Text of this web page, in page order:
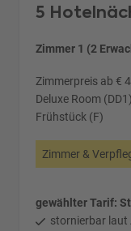
5
Zimmer 1 (2
Zimmerpreis ab €
Deluxe Room (DD1)
Frühstück (F)
Zimmer &
gewählter Tarif:
stornierbar laut